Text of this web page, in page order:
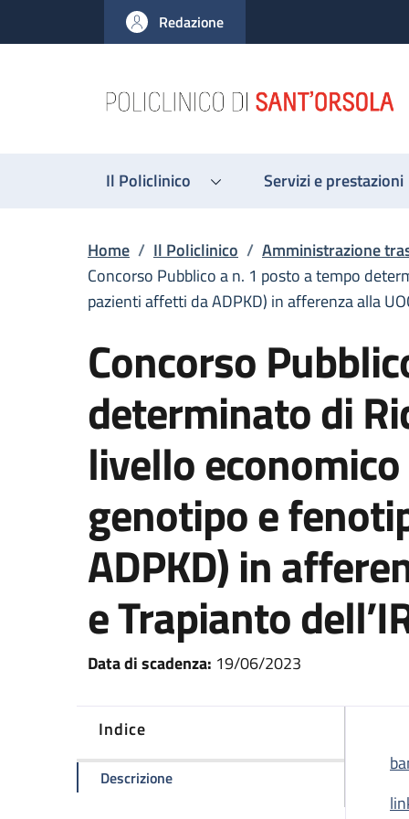
al contenuto principale
to footer content
Redazione
Il Policlinico Servizi e prestazioni
Briciole di pane
Home / Il Policlinico / Amministrazione
Concorso Pubblico a n. 1 posto a tempo
pazienti affetti da ADPKD) in afferenza alla
Concorso
determinato di
livello
genotipo e
ADPKD) in
e Trapianto
Data di scadenza: 19/06/2023
Indice
Descrizionedella pagina Concorso Pubblico a n.